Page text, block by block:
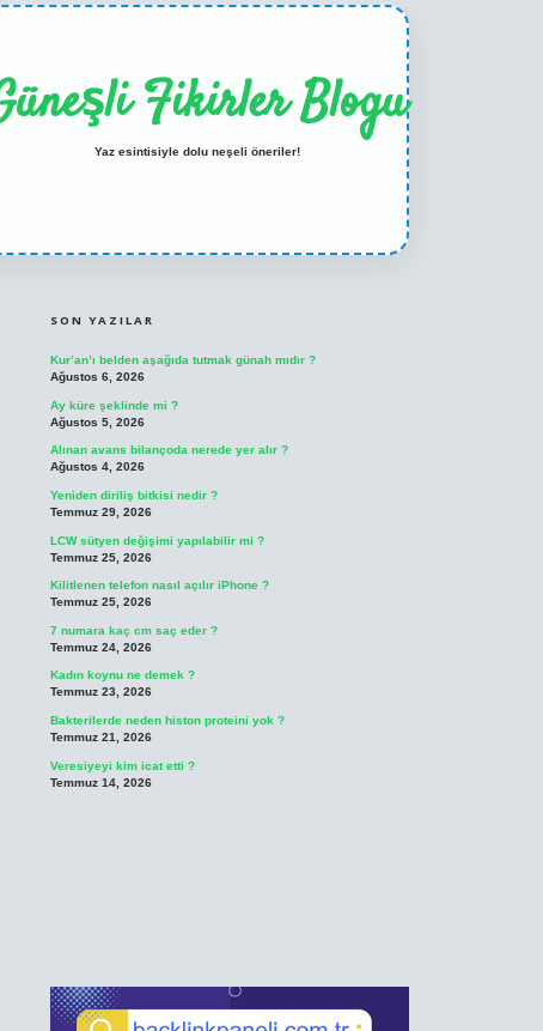
Fikirler Blogu
Yaz esintisiyle dolu neşeli öneriler!
SON YAZILAR
Kur’an’ı belden aşağıda tutmak günah mıdır ?
Ağustos 6, 2026
Ay küre şeklinde mi ?
Ağustos 5, 2026
Alınan avans bilançoda nerede yer alır ?
Ağustos 4, 2026
Yeniden diriliş bitkisi nedir ?
Temmuz 29, 2026
LCW sütyen değişimi yapılabilir mi ?
Temmuz 25, 2026
Kilitlenen telefon nasıl açılır iPhone ?
Temmuz 25, 2026
7 numara kaç cm saç eder ?
Temmuz 24, 2026
Kadın koynu ne demek ?
Temmuz 23, 2026
Bakterilerde neden histon proteini yok ?
Temmuz 21, 2026
Veresiyeyi kim icat etti ?
Temmuz 14, 2026